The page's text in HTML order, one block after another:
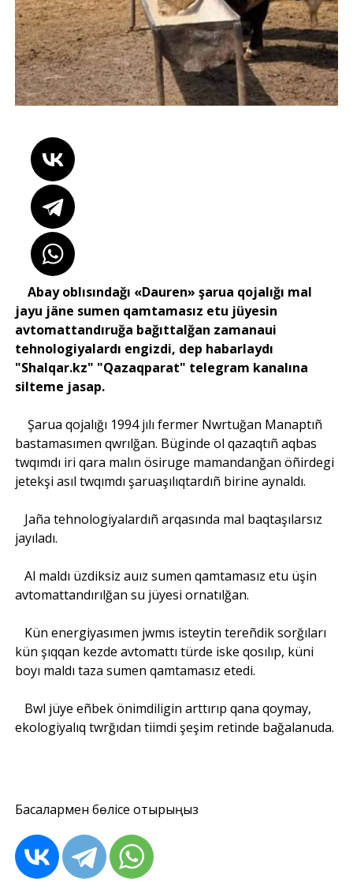
Abay oblısındağı «Dauren» şarua qojalığı mal
jayu jäne sumen qamtamasız etu jüyesin
avtomattandıruğa bağıttalğan zamanaui
tehnologiyalardı engizdi, dep habarlaydı
"Shalqar.kz" "Qazaqparat" telegram kanalına
silteme jasap.
Şarua qojalığı 1994 jılı fermer Nwrtuğan Manaptıñ
bastamasımen qwrılğan. Büginde ol qazaqtıñ aqbas
twqımdı iri qara malın ösiruge mamandanğan öñirdegi
jetekşi asıl twqımdı şaruaşılıqtardıñ birine aynaldı.
Jaña tehnologiyalardıñ arqasında mal baqtaşılarsız
jayıladı.
Al maldı üzdiksiz auız sumen qamtamasız etu üşin
avtomattandırılğan su jüyesi ornatılğan.
Kün energiyasımen jwmıs isteytin tereñdik sorğıları
kün şıqqan kezde avtomattı türde iske qosılıp, küni
boyı maldı taza sumen qamtamasız etedi.
Bwl jüye eñbek önimdiligin arttırıp qana qoymay,
ekologiyalıq twrğıdan tiimdi şeşim retinde bağalanuda.
Басқалармен бөлісе отырыңыз